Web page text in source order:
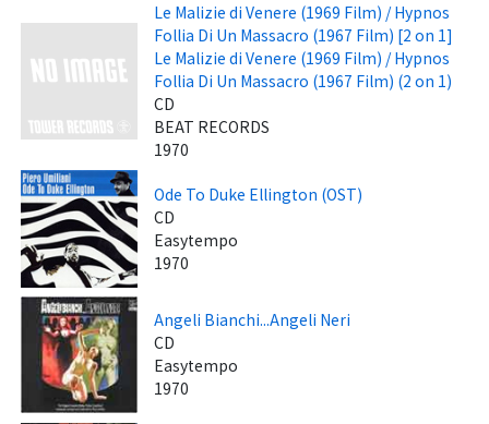
Le Malizie di Venere (1969 Film) / Hypnos
Follia Di Un Massacro (1967 Film) [2 on 1]
Le Malizie di Venere (1969 Film) / Hypnos
Follia Di Un Massacro (1967 Film) (2 on 1)
CD
BEAT RECORDS
1970
Ode To Duke Ellington (OST)
CD
Easytempo
1970
Angeli Bianchi...Angeli Neri
CD
Easytempo
1970